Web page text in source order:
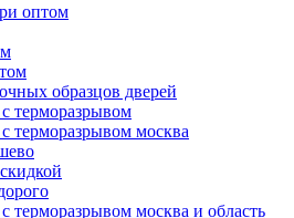
оптом
образцов дверей
терморазрывом
терморазрывом москва
терморазрывом москва и область